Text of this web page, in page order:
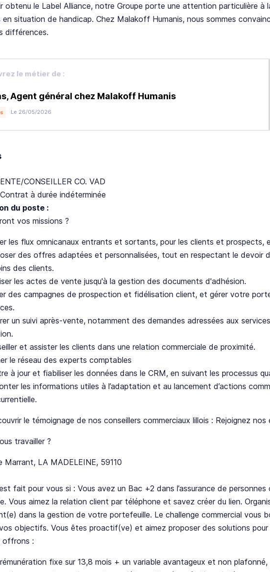
obtenu le Label Alliance, notre Groupe porte une attention particulière à
en situation de handicap. Chez Malakoff Humanis, nous sommes
différences.
le métier de :
Agent général chez Malakoff Humanis
Le 26/05/2026
CONSEILLER CO. VAD
Contrat à durée indéterminée
du poste :
vos missions ?
les flux omnicanaux entrants et sortants, pour les clients et prospects,
des offres adaptées et personnalisées, tout en respectant le devoir
des clients.
les actes de vente jusqu'à la gestion des documents d'adhésion.
des campagnes de prospection et fidélisation client, et gérer votre
un suivi après-vente, notamment des demandes adressées aux
et assister les clients dans une relation commerciale de proximité.
le réseau des experts comptables
à jour et fiabiliser les données dans le CRM, en suivant les processus
les informations utiles à l’adaptation et au lancement d’actions
le témoignage de nos conseillers commerciaux lillois : Rejoignez
travailler ?
Marrant, LA MADELEINE, 59110
fait pour vous si : Vous avez un Bac +2 dans l’assurance de personnes
Vous aimez la relation client par téléphone et savez créer du lien.
dans la gestion de votre portefeuille. Le challenge commercial vous
objectifs. Vous êtes proactif(ve) et aimez proposer des solutions pour
offrons :
fixe sur 13,8 mois + un variable avantageux et non plafonné,